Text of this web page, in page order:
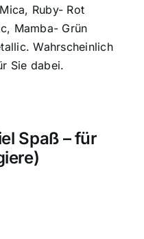
Ruby- Rot
Mamba- Grün
Wahrscheinlich
Sie dabei.
Spaß – für